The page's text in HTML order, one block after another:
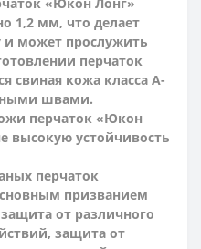
1,2 мм, что делает
и может прослужить
перчаток
свиная кожа класса А-
швами.
перчаток «Юкон
высокую устойчивость
перчаток
призванием
от различного
защита от